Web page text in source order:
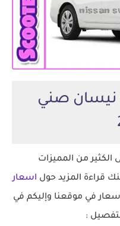
نيسان صني
سيارة نيسان صني 2023 على الكثير من المميزات
قراءة المزيد حول اسعار
في موقعنا وإليكم في
: